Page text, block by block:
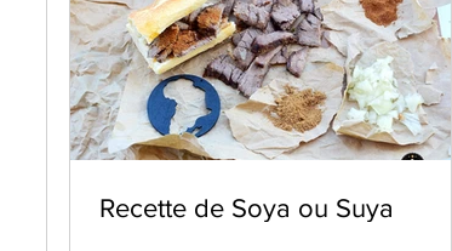
Recette de Soya ou Suya